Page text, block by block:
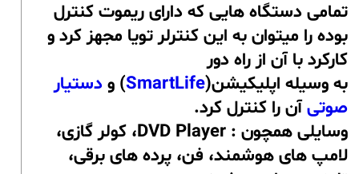
تمامی دستگاه هایی که دارای ریموت کنترل
بوده را میتوان به این کنترلر تویا مجهز کرد و
کارکرد با آن از راه دور
به وسیله اپلیکیشن(SmartLife) ودستیار
صوتیآن را کنترل کرد.
وسایلی همچون : DVD Player، کولر گازی،
لامپ های هوشمند، فن، پرده های برقی،